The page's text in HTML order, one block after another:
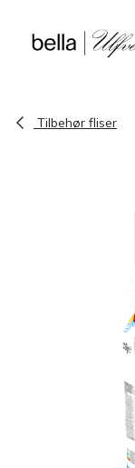
Tilbehør fliser